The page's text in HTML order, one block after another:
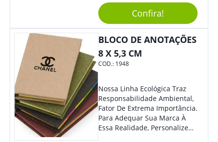
Sua Empresa Em Eventos,
Reuniões Corporativas Ou Até
Mesmo Para Presentear
Colaboradores E Parceiros De
Confira!
BLOCO DE ANOTAÇÕES
8 X 5,3 CM
COD.: 1948
Nossa Linha Ecológica Traz
Responsabilidade Ambiental,
Fator De Extrema Importância.
Para Adequar Sua Marca À
Essa Realidade, Personalize